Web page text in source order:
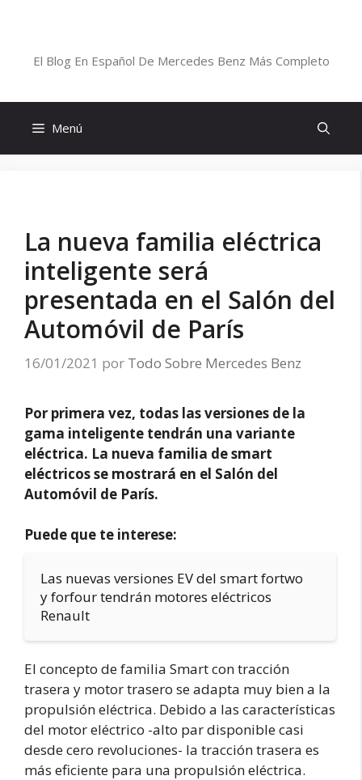
El Blog En Español De Mercedes Benz Más Completo
Menú
La nueva familia eléctrica
inteligente será
presentada en el Salón del
Automóvil de París
16/01/2021 por Todo Sobre Mercedes Benz
Por primera vez, todas las versiones de la
gama inteligente tendrán una variante
eléctrica. La nueva familia de smart
eléctricos se mostrará en el Salón del
Automóvil de París.
Puede que te interese:
Las nuevas versiones EV del smart fortwo
y forfour tendrán motores eléctricos
Renault
El concepto de familia Smart con tracción
trasera y motor trasero se adapta muy bien a la
propulsión eléctrica. Debido a las características
del motor eléctrico -alto par disponible casi
desde cero revoluciones- la tracción trasera es
más eficiente para una propulsión eléctrica.